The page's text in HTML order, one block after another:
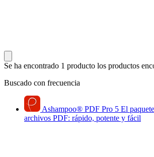
Se ha encontrado 1 producto los productos
Buscado con frecuencia
Ashampoo® PDF Pro 5 El
archivos PDF: rápido, potente y fácil